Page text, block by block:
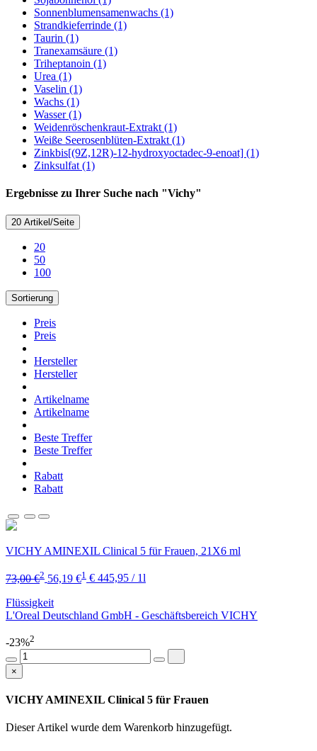
Sonnenblumensamenwachs (1)
Strandkieferrinde (1)
Taurin (1)
Tranexamsäure (1)
Triheptanoin (1)
Urea (1)
Vaselin (1)
Wachs (1)
Wasser (1)
Weidenröschenkraut-Extrakt (1)
Weiße Seerosenblüten-Extrakt (1)
Zinkbis[(9Z,12R)-12-hydroxyoctadec-9-enoat] (1)
Zinksulfat (1)
Ergebnisse zu Ihrer Suche nach "Vichy"
20 Artikel/Seite
20
50
100
Sortierung
Preis
Preis
Hersteller
Hersteller
Artikelname
Artikelname
Beste Treffer
Beste Treffer
Rabatt
Rabatt
VICHY AMINEXIL Clinical 5 für Frauen, 21X6 ml
73,00 €2 56,19 €1 € 445,95 / 1l
Flüssigkeit
L'Oreal Deutschland GmbH - Geschäftsbereich VICHY
-23%2
×
VICHY AMINEXIL Clinical 5 für Frauen
Dieser Artikel wurde dem Warenkorb hinzugefügt.